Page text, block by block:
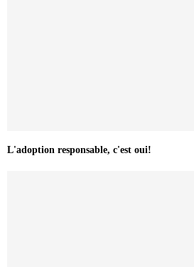
L'adoption responsable, c'est oui!